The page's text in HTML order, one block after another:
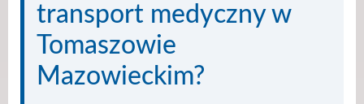
transport medyczny w
Tomaszowie
Mazowieckim?